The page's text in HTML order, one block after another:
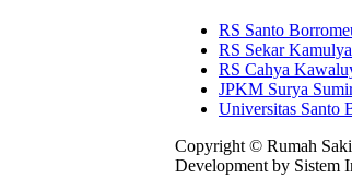
RS Santo
RS Sekar
RS Cahya
JPKM Surya
Universitas Santo
Copyright © Rumah
Development by Sistem